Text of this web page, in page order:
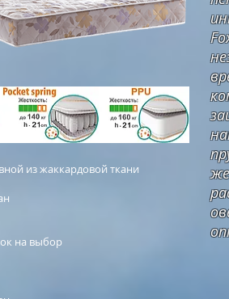
из жаккардовой ткани
на выбор